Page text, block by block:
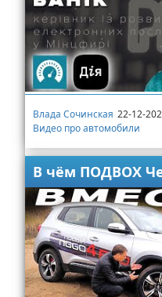
Влада Сочинская 22-12-
Видео про автомобили
В чём ПОДВОХ